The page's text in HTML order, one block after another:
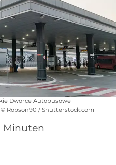
Dworce Autobusowe
Robson90 / Shutterstock.com
Minuten